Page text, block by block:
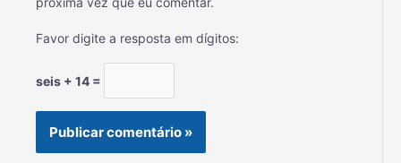
Favor digite a resposta em dígitos:
seis + 14 =